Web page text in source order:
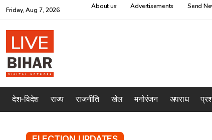
Friday, Aug 7, 2026 About us Advertisements Send
देश-विदेश राज्य राजनीति खेल मनोरंजन अपराध